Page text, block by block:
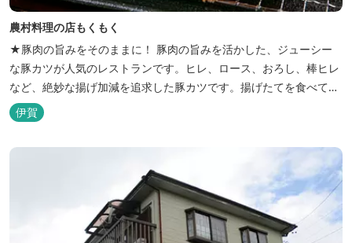
農村料理の店もくもく
★豚肉の旨みをそのままに！ 豚肉の旨みを活かした、ジューシー
な豚カツが人気のレストランです。ヒレ、ロース、おろし、棒ヒレ
など、絶妙な揚げ加減を追求した豚カツです。揚げたてを食べてい
ただくために、注文後じっくり揚げてお出ししています。 ★手作
りのお蕎麦をお楽しみいただけます！ お蕎麦は毎日お店で打ってつ
伊賀